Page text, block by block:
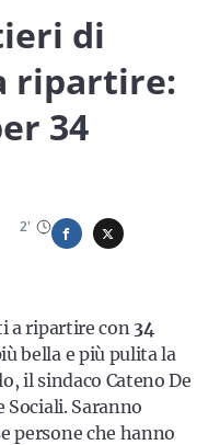
news, iscriviti alla
di
ripartire:
34
2'
a ripartire con34
bella e più pulita la
il sindaco Cateno De
Sociali. Saranno
persone che hanno